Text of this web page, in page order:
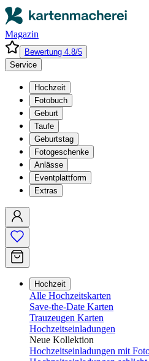
Magazin
Bewertung 4.8/5
Service
Hochzeit
Fotobuch
Geburt
Taufe
Geburtstag
Fotogeschenke
Anlässe
Eventplattform
Extras
Hochzeit
Alle Hochzeitskarten
Save-the-Date Karten
Trauzeugen Karten
Hochzeitseinladungen
Neue Kollektion
Hochzeitseinladungen mit